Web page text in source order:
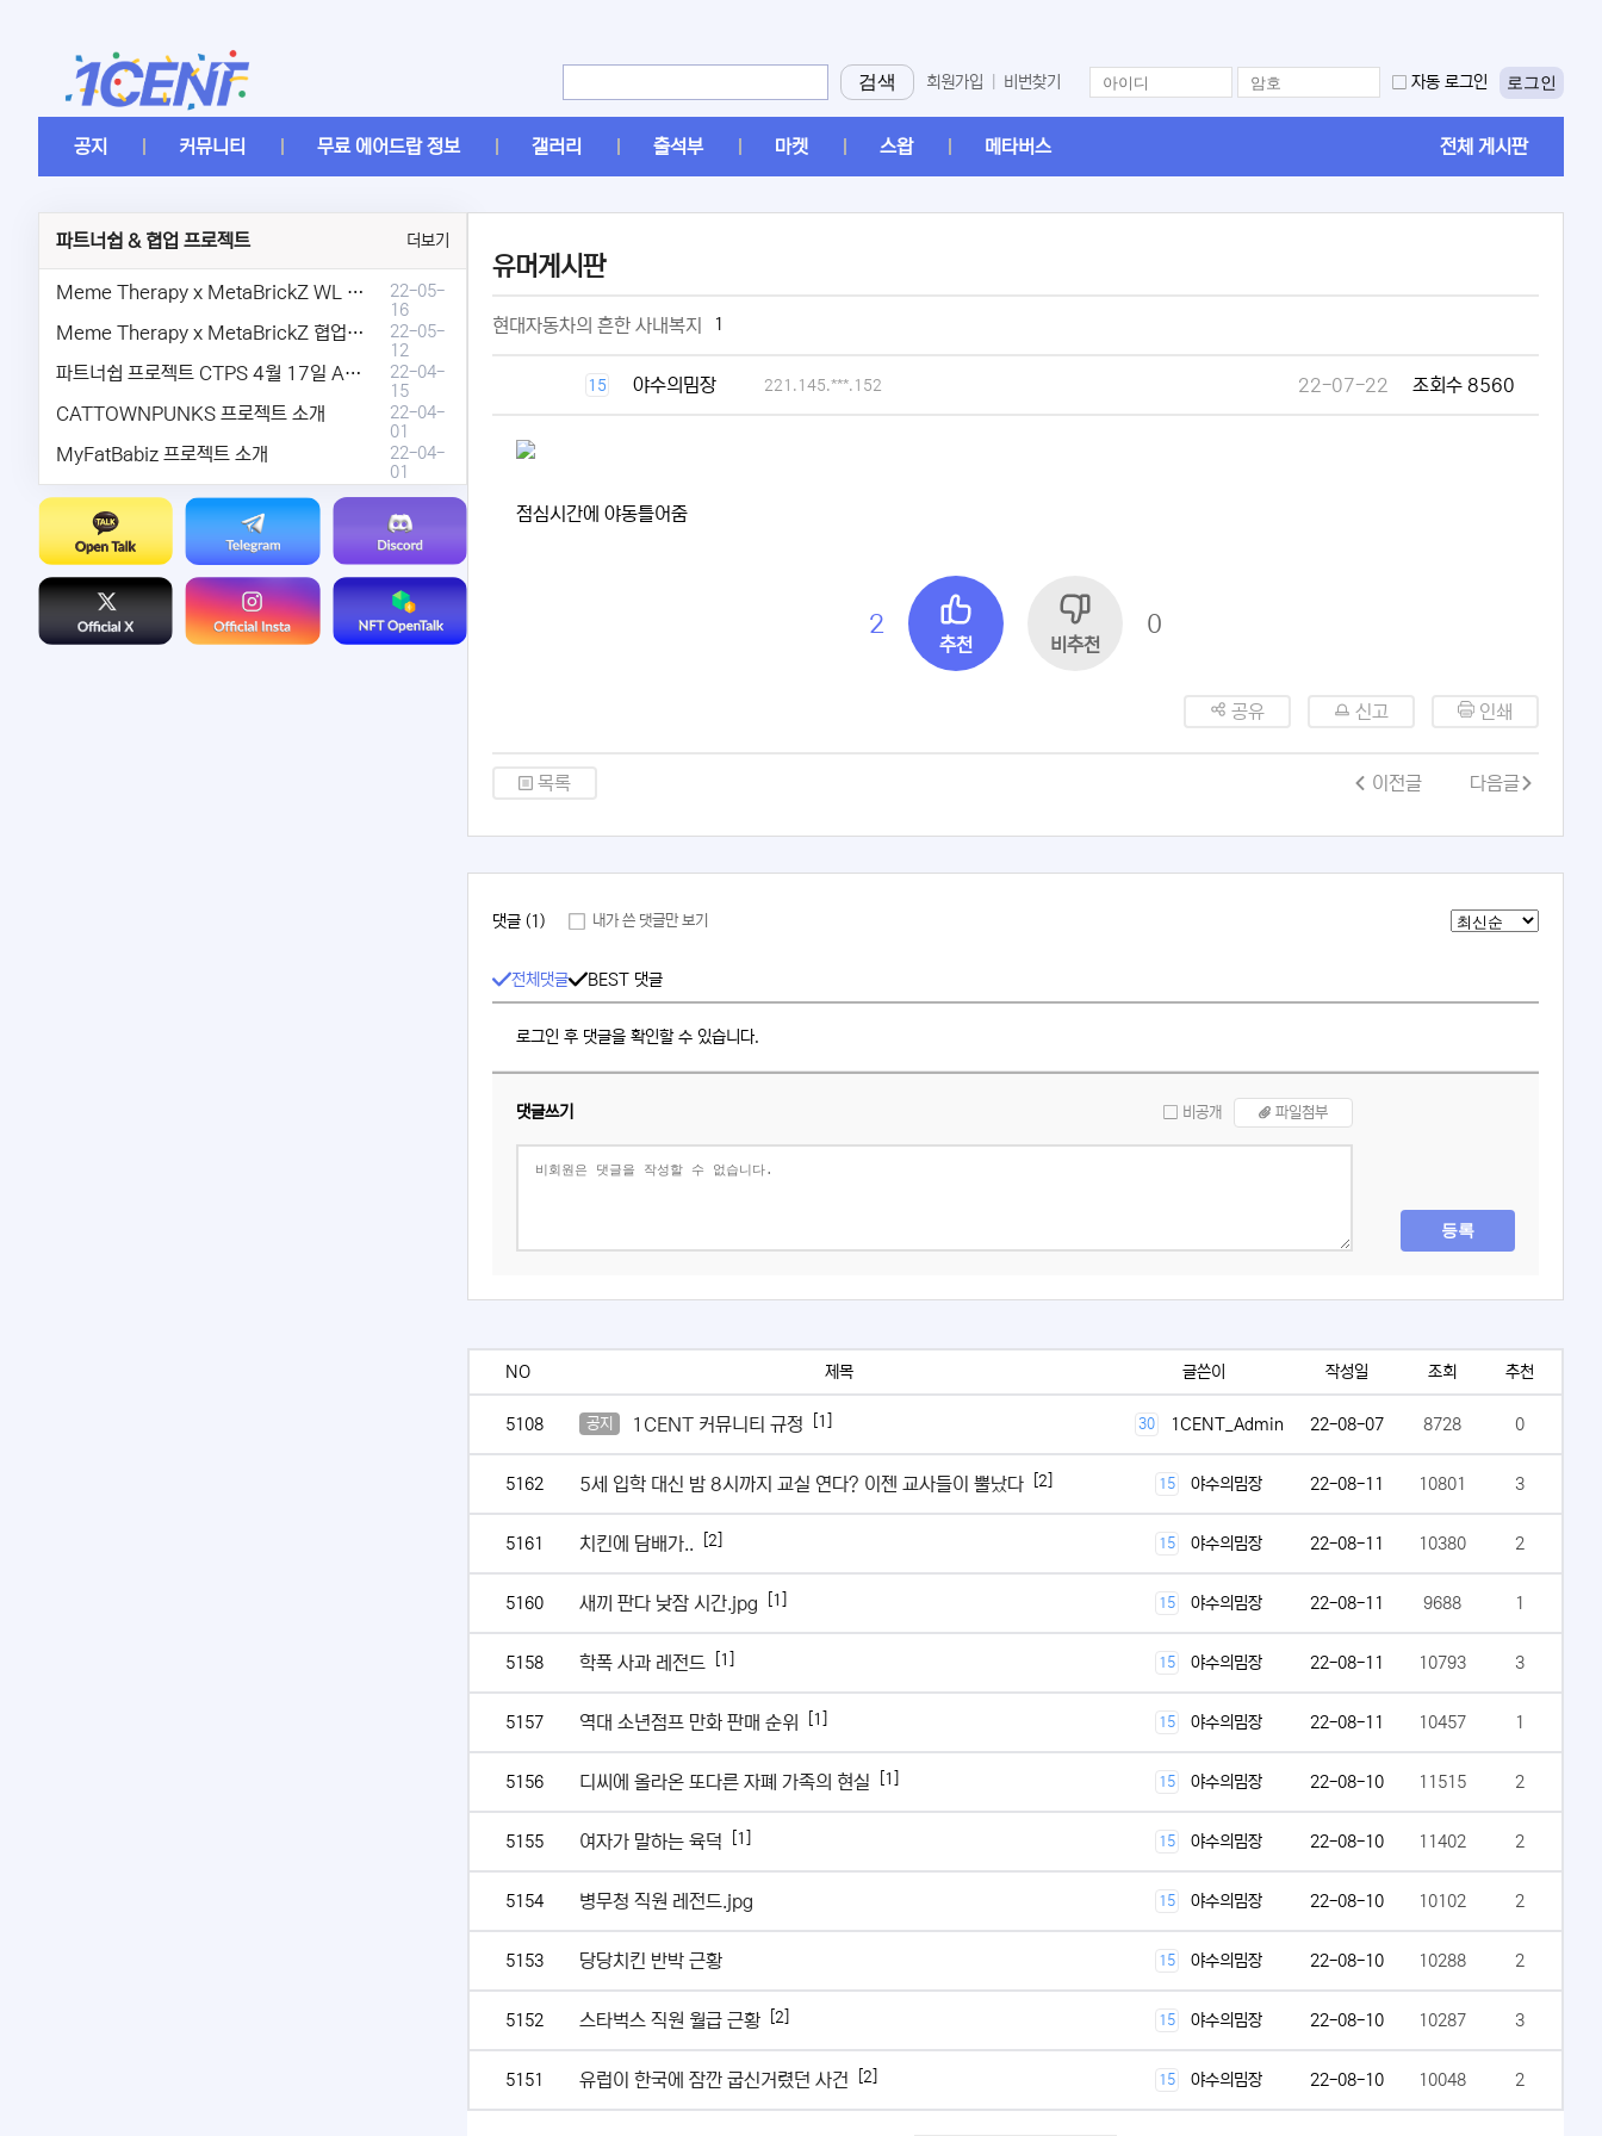
검색 회원가입 비번찾기 자동 로그인 로그인
공지 커뮤니티 무료 에어드랍 정보 갤러리 출석부 마켓 스왑 메타버스 전체 게시판
파트너쉽 & 협업 프로젝트 더보기
Meme Therapy x MetaBrickZ WL & AriDrop 이벤트 결과안내!
22-05-
16
Meme Therapy x MetaBrickZ 협업 & WL , AriDrop 이벤트 안내 [1]
22-05-
12
파트너쉽 프로젝트 CTPS 4월 17일 AMA안내.
22-04-
15
CATTOWNPUNKS 프로젝트 소개
22-04-
01
MyFatBabiz 프로젝트 소개
22-04-
01
유머게시판
현대자동차의 흔한 사내복지 1
15 야수의밈장 221.145.***.152 22-07-22 조회수 8560
점심시간에 야동틀어줌
2
추천 비추천
0
공유 신고 인쇄
목록 이전글 다음글
댓글 (1) 내가 쓴 댓글만 보기
전체댓글 BEST 댓글
로그인 후 댓글을 확인할 수 있습니다.
댓글쓰기 비공개 파일첨부
등록
NO 제목 글쓴이 작성일 조회 추천
5108 공지 1CENT 커뮤니티 규정 [1] 30 1CENT_Admin 22-08-07 8728 0
5162 5세 입학 대신 밤 8시까지 교실 연다? 이젠 교사들이 뿔났다 [2] 15 야수의밈장 22-08-11 10801 3
5161 치킨에 담배가.. [2] 15 야수의밈장 22-08-11 10380 2
5160 새끼 판다 낮잠 시간.jpg [1] 15 야수의밈장 22-08-11 9688 1
5158 학폭 사과 레전드 [1] 15 야수의밈장 22-08-11 10793 3
5157 역대 소년점프 만화 판매 순위 [1] 15 야수의밈장 22-08-11 10457 1
5156 디씨에 올라온 또다른 자폐 가족의 현실 [1] 15 야수의밈장 22-08-10 11515 2
5155 여자가 말하는 육덕 [1] 15 야수의밈장 22-08-10 11402 2
5154 병무청 직원 레전드.jpg 15 야수의밈장 22-08-10 10102 2
5153 당당치킨 반박 근황 15 야수의밈장 22-08-10 10288 2
5152 스타벅스 직원 월급 근황 [2] 15 야수의밈장 22-08-10 10287 3
5151 유럽이 한국에 잠깐 굽신거렸던 사건 [2] 15 야수의밈장 22-08-10 10048 2